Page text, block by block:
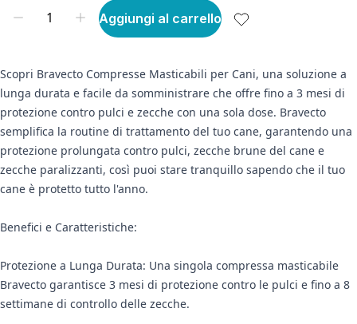
Aggiungi al carrello
Scopri Bravecto Compresse Masticabili per Cani, una soluzione a
lunga durata e facile da somministrare che offre fino a 3 mesi di
protezione contro pulci e zecche con una sola dose. Bravecto
semplifica la routine di trattamento del tuo cane, garantendo una
protezione prolungata contro pulci, zecche brune del cane e
zecche paralizzanti, così puoi stare tranquillo sapendo che il tuo
cane è protetto tutto l'anno.
Benefici e Caratteristiche:
Protezione a Lunga Durata: Una singola compressa masticabile
Bravecto garantisce 3 mesi di protezione contro le pulci e fino a 8
settimane di controllo delle zecche.